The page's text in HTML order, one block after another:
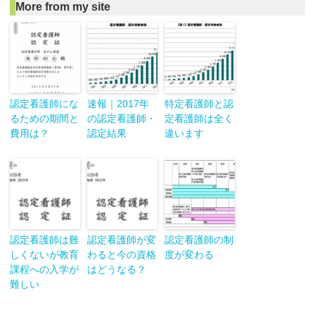
More from my site
認定看護師にな
るための期間と
費用は？
速報｜2017年
の認定看護師・
認定結果
特定看護師と認
定看護師は全く
違います
認定看護師は難
しくないが教育
課程への入学が
難しい
認定看護師が変
わると今の資格
はどうなる？
認定看護師の制
度が変わる